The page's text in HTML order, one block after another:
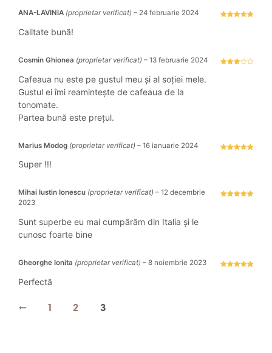
ANA-LAVINIA (proprietar verificat) – 24 februarie 2024
Calitate bună!
Cosmin Ghionea (proprietar verificat) – 13 februarie 2024
Cafeaua nu este pe gustul meu și al soției mele.
Gustul ei îmi reamintește de cafeaua de la
tonomate.
Partea bună este prețul.
Marius Modog (proprietar verificat) – 16 ianuarie 2024
Super !!!
Mihai Iustin Ionescu (proprietar verificat) – 12 decembrie
2023
Sunt superbe eu mai cumpărăm din Italia și le
cunosc foarte bine
Gheorghe Ionita (proprietar verificat) – 8 noiembrie 2023
Perfectă
← 1 2 3